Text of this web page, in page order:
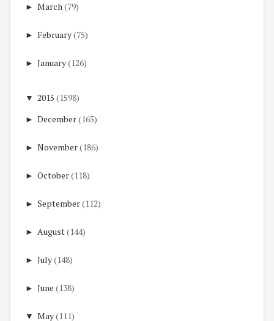
► March(79)
► February(75)
► January(126)
▼ 2015 (1598)
► December(165)
► November(186)
► October(118)
► September(112)
► August(144)
► July(148)
► June (138)
▼ May(111)